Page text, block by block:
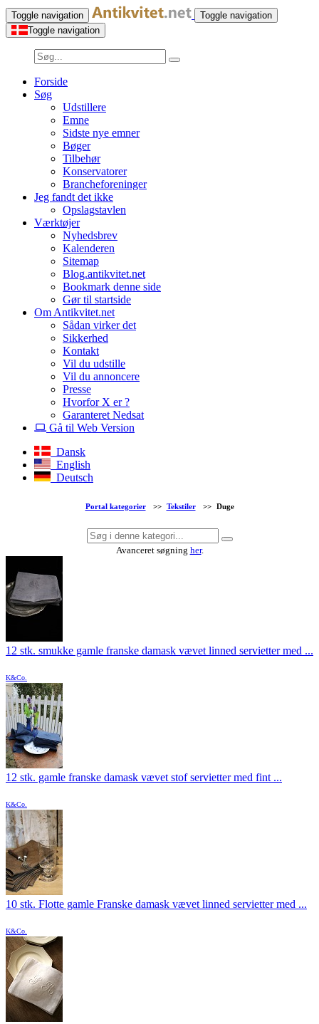
Toggle navigation
Toggle navigation
Toggle navigation
Forside
Søg
Udstillere
Emne
Sidste nye emner
Bøger
Tilbehør
Konservatorer
Brancheforeninger
Jeg fandt det ikke
Opslagstavlen
Værktøjer
Nyhedsbrev
Kalenderen
Sitemap
Blog.antikvitet.net
Bookmark denne side
Gør til startside
Om Antikvitet.net
Sådan virker det
Sikkerhed
Kontakt
Vil du udstille
Vil du annoncere
Presse
Hvorfor X er ?
Garanteret Nedsat
Gå til Web Version
Dansk
English
Deutsch
Portal kategorier >> Tekstiler >> Duge
Avanceret søgning her.
12 stk. smukke gamle franske damask vævet linned servietter med ...
K&Co.
12 stk. gamle franske damask vævet stof servietter med fint ...
K&Co.
10 stk. Flotte gamle Franske damask vævet linned servietter med ...
K&Co.